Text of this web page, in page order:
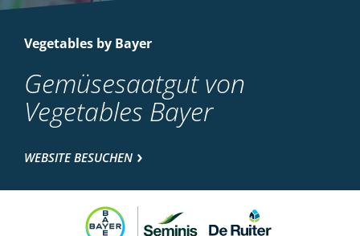
Vegetables by Bayer
Gemüsesaatgut von
Vegetables Bayer
WEBSITE BESUCHEN